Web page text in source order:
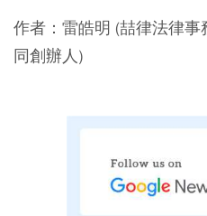
作者：雷皓明 (喆律法律事
同創辦人)